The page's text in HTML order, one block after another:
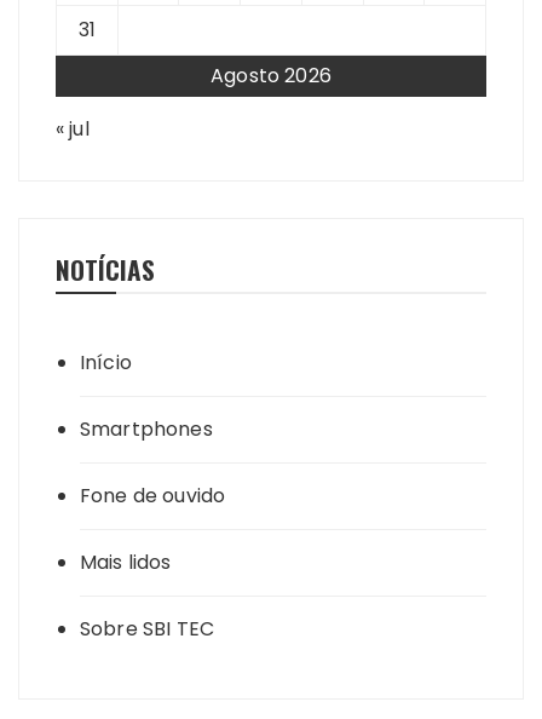
Agosto 2026
31
« jul
NOTÍCIAS
Início
Smartphones
Fone de ouvido
Mais lidos
Sobre SBI TEC